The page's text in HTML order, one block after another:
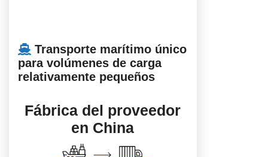
Transporte marítimo único
para volúmenes de carga
relativamente pequeños
Fábrica del proveedor
en China